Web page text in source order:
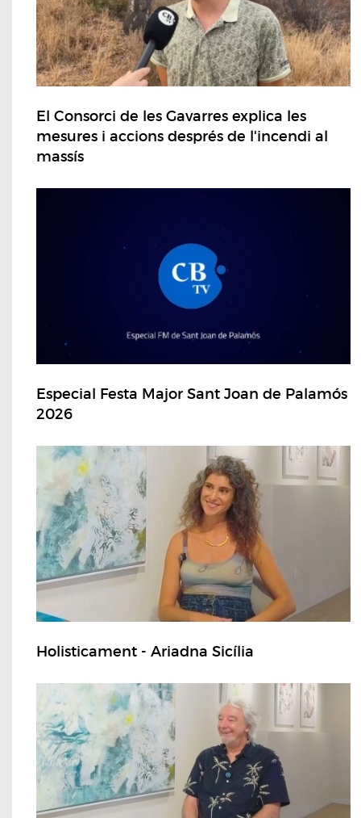
El Consorci de les Gavarres explica les
mesures i accions després de l'incendi al
massís
Especial Festa Major Sant Joan de Palamós
2026
Holisticament - Ariadna Sicília